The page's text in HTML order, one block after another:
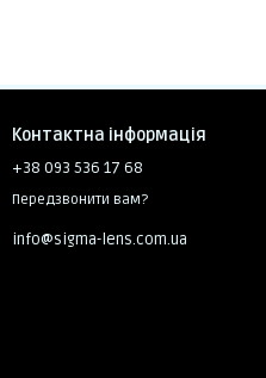
Контактна інформація
+38 093 536 17 68
Передзвонити вам?
info@sigma-lens.com.ua